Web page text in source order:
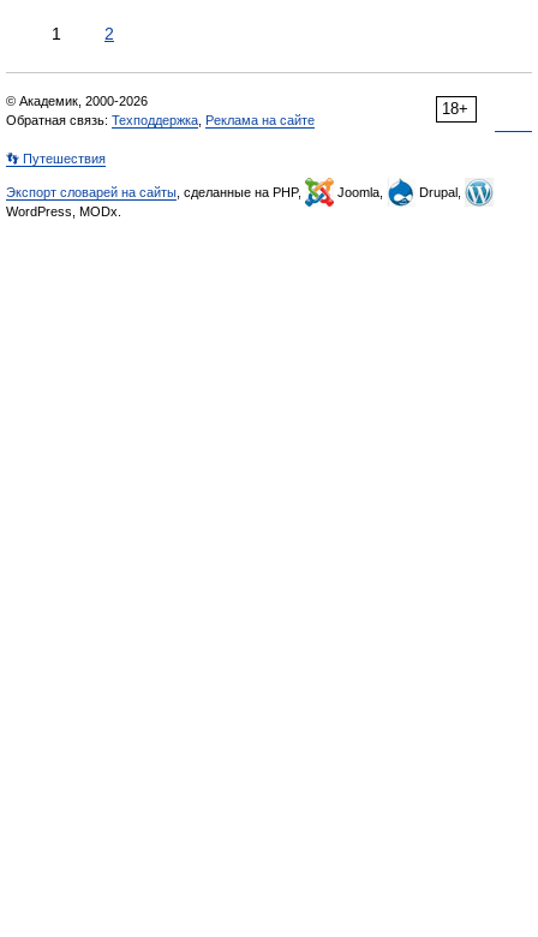
1 2
18+
© Академик, 2000-2026
Обратная связь: Техподдержка Реклама на сайте
👣 Путешествия
Экспорт словарей на сайты , сделанные на PHP, Joomla,
Drupal,
WordPress, MODx.